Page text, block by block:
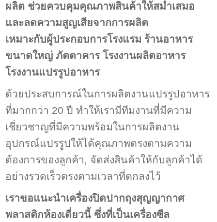
ผลิต ช่วยควบคุมคุณภาพสินค้าให้สม่ำเสมอ
และลดความสูญเสียจากการผลิต
เหมาะกับผู้ประกอบการโรงแรม ร้านอาหาร
ขนาดใหญ่ ภัตตาคาร โรงงานผลิตอาหาร
โรงงานแปรรูปอาหาร
ด้วยประสบการณ์ในการผลิตงานแปรรูปอาหาร
ที่มากกว่า 20 ปี ทำให้เรามีทีมงานที่มีความ
เชี่ยวชาญที่มีความพร้อมในการผลิตงาน
อุปกรณ์แปรรูปให้ได้คุณภาพตรงตามความ
ต้องการของลูกค้า, จัดส่งสินค้าให้กับลูกค้าได้
อย่างรวดเร็วตรงตามเวลาที่ตกลงไว้
เราขอแนะนำเครื่องปิดปากถุงสุญญากาศ
พลาสติกห้องเดี่ยวนี้ซึ่งที่เป็นเครื่องซีล